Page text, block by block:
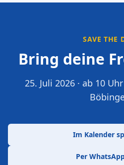
SAVE THE
Bring deine
25. Juli 2026 · ab 10
Im Kalender
Per